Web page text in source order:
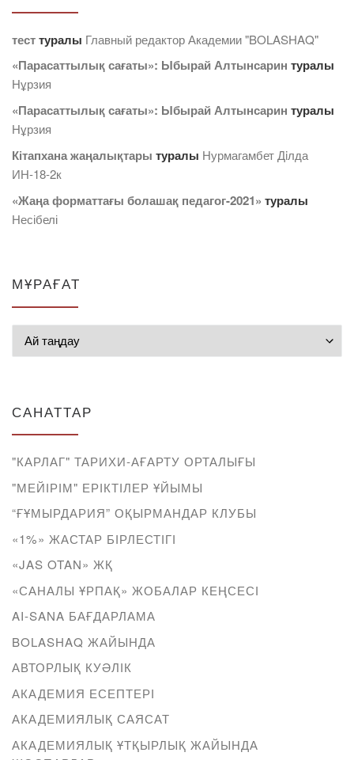
тесттуралы Главный редактор Академии "BOLASHAQ"
«Парасаттылық сағаты»: Ыбырай Алтынсарин туралы
Нұрзия
«Парасаттылық сағаты»: Ыбырай Алтынсарин туралы
Нұрзия
Кітапхана жаңалықтары туралы Нурмагамбет Дiлда
ИН-18-2к
«Жаңа форматтағы болашақ педагог-2021» туралы
Несібелі
МҰРАҒАТ
САНАТТАР
"КАРЛАГ" ТАРИХИ-АҒАРТУ ОРТАЛЫҒЫ
"МЕЙІРІМ" ЕРІКТІЛЕР ҰЙЫМЫ
“ҒҰМЫРДАРИЯ” ОҚЫРМАНДАР КЛУБЫ
«1%» ЖАСТАР БІРЛЕСТІГІ
«JAS OTAN» ЖҚ
«САНАЛЫ ҰРПАҚ» ЖОБАЛАР КЕҢСЕСІ
AI-SANA БАҒДАРЛАМА
BOLASHAQ ЖАЙЫНДА
АВТОРЛЫҚ КУӘЛІК
АКАДЕМИЯ ЕСЕПТЕРІ
АКАДЕМИЯЛЫҚ САЯСАТ
АКАДЕМИЯЛЫҚ ҰТҚЫРЛЫҚ ЖАЙЫНДА